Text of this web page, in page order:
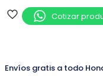
Cotizar
Envíos gratis a todo